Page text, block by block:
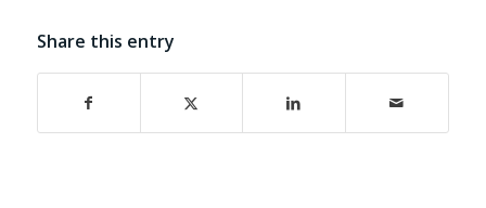
Share this entry